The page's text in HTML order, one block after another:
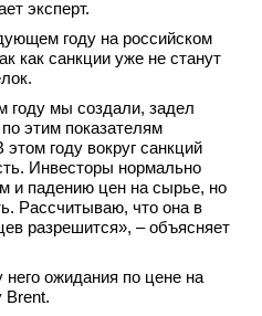
эксперт.
году на российском
как санкции уже не станут
году мы создали, задел
этим показателям
этом году вокруг санкций
Инвесторы нормально
и падению цен на сырье, но
Рассчитываю, что она в
разрешится», – объясняет
ожидания по цене на
Brent.